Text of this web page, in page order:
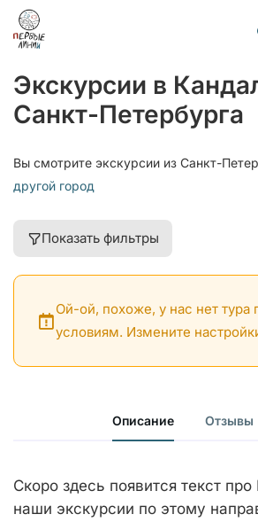
Экскурсии в
Санкт-Петербурга
Вы смотрите экскурсии из Санкт-
другой город
Показать фильтры
Ой-ой, похоже, у нас нет тура
условиям. Измените
Описание Отзывы
Скоро здесь появится текст
наши экскурсии по этому